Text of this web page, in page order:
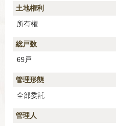
土地権利
所有権
総戸数
69戸
管理形態
全部委託
管理人